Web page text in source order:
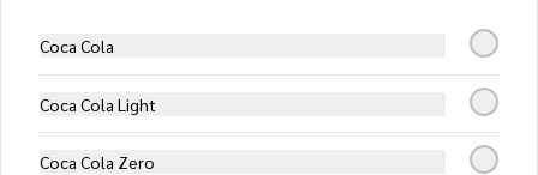
Coca Cola
Coca Cola Light
Coca Cola Zero